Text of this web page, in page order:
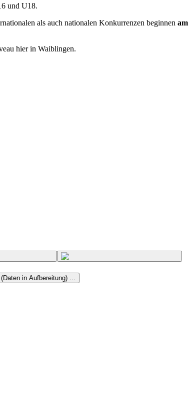
und U18.
als auch nationalen Konkurrenzen beginnen am
hier in Waiblingen.
in Aufbereitung) ...